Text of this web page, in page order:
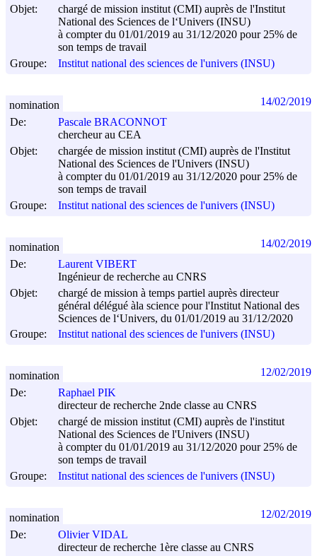
Objet:
chargé de mission institut (CMI) auprès de l'Institut
National des Sciences de l‘Univers (INSU)
à compter du 01/01/2019 au 31/12/2020 pour 25% de
son temps de travail
Groupe:
Institut national des sciences de l'univers (INSU)
De:
Pascale BRACONNOT
chercheur au CEA
Objet:
chargée de mission institut (CMI) auprès de l'Institut
National des Sciences de l'Univers (INSU)
à compter du 01/01/2019 au 31/12/2020 pour 25% de
son temps de travail
Groupe:
Institut national des sciences de l'univers (INSU)
nomination 14/02/2019
De:
Laurent VIBERT
Ingénieur de recherche au CNRS
Objet:
chargé de mission à temps partiel auprès directeur
général délégué àla science pour l'Institut National des
Sciences de l‘Univers, du 01/01/2019 au 31/12/2020
Groupe:
Institut national des sciences de l'univers (INSU)
nomination 14/02/2019
De:
Raphael PIK
directeur de recherche 2nde classe au CNRS
Objet:
chargé de mission institut (CMI) auprès de l'institut
National des Sciences de l'Univers (INSU)
à compter du 01/01/2019 au 31/12/2020 pour 25% de
son temps de travail
Groupe:
Institut national des sciences de l'univers (INSU)
nomination 12/02/2019
De:
Olivier VIDAL
directeur de recherche 1ère classe au CNRS
nomination 12/02/2019